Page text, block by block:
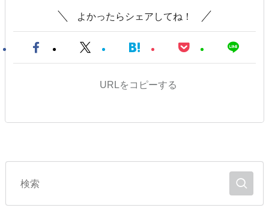
よかったらシェアしてね！
URLをコピーする